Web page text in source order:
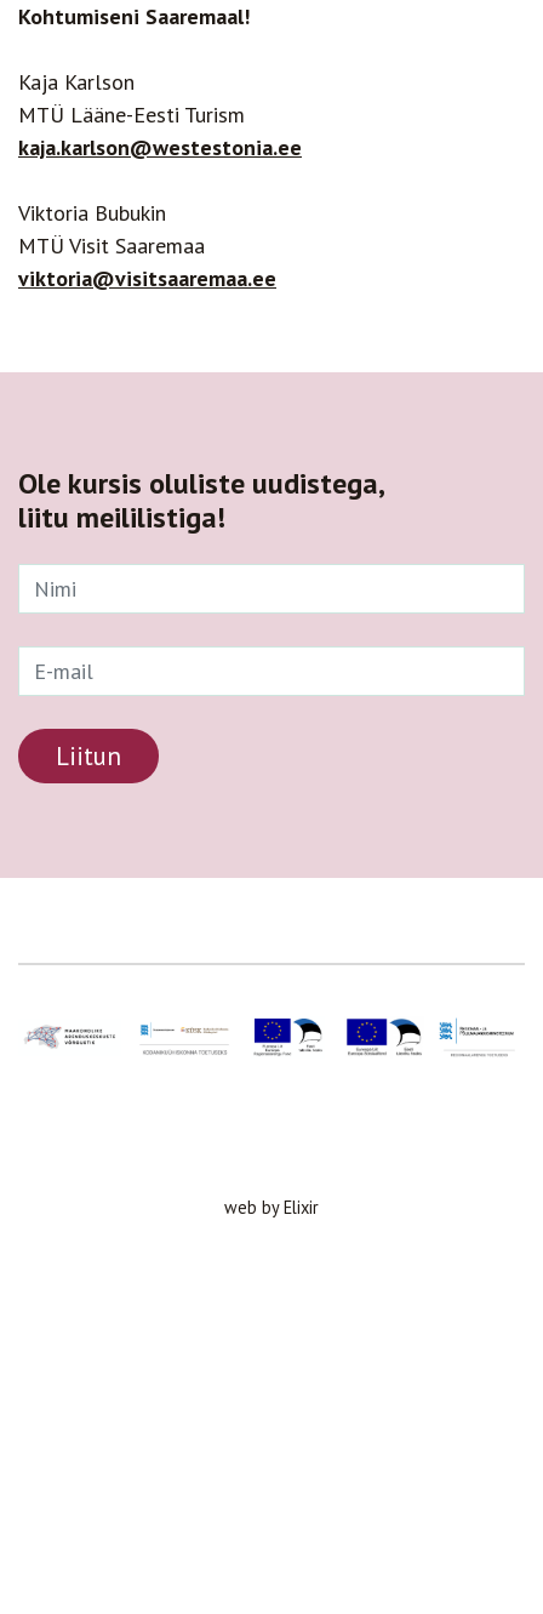
Kohtumiseni Saaremaal!
Kaja Karlson
MTÜ Lääne-Eesti Turism
kaja.karlson@westestonia.ee
Viktoria Bubukin
MTÜ Visit Saaremaa
viktoria@visitsaaremaa.ee
Ole kursis oluliste uudistega,
liitu meililistiga!
web by Elixir